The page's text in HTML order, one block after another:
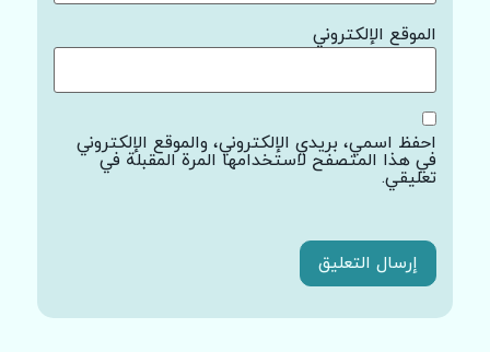
الموقع الإلكتروني
احفظ اسمي، بريدي الإلكتروني، والموقع الإلكتروني
في هذا المتصفح لاستخدامها المرة المقبلة في
تعليقي.